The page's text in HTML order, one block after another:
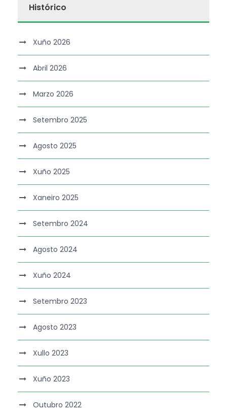
Histórico
Xuño 2026
Abril 2026
Marzo 2026
Setembro 2025
Agosto 2025
Xuño 2025
Xaneiro 2025
Setembro 2024
Agosto 2024
Xuño 2024
Setembro 2023
Agosto 2023
Xullo 2023
Xuño 2023
Outubro 2022